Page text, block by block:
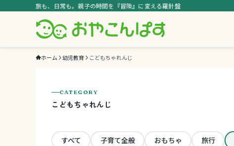
旅も、日常も。親子の時間を『冒険』に変える羅針盤
ホーム 幼児教育 こどもちゃれんじ
CATEGORY
こどもちゃれんじ
すべて 子育て全般 おもちゃ 旅行